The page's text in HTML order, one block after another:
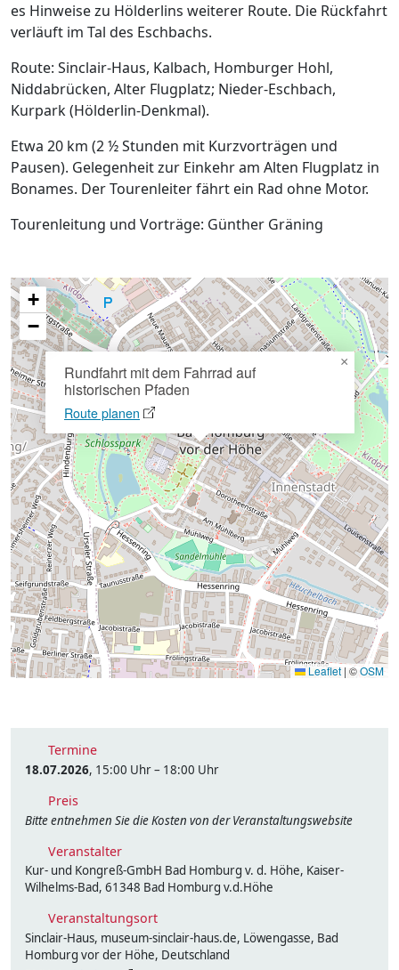
es Hinweise zu Hölderlins weiterer Route. Die Rückfahrt
verläuft im Tal des Eschbachs.
Route: Sinclair-Haus, Kalbach, Homburger Hohl,
Niddabrücken, Alter Flugplatz; Nieder-Eschbach,
Kurpark (Hölderlin-Denkmal).
Etwa 20 km (2 ½ Stunden mit Kurzvorträgen und
Pausen). Gelegenheit zur Einkehr am Alten Flugplatz in
Bonames. Der Tourenleiter fährt ein Rad ohne Motor.
Tourenleitung und Vorträge: Günther Gräning
Rundfahrt mit dem Fahrrad auf
historischen Pfaden
Route planen
×
+
−
Leaflet | ©OSM
Termine
18.07.2026, 15:00 Uhr – 18:00 Uhr
Preis
Bitte entnehmen Sie die Kosten von der Veranstaltungswebsite
Veranstalter
Kur- und Kongreß-GmbH Bad Homburg v. d. Höhe, Kaiser-
Wilhelms-Bad, 61348 Bad Homburg v.d.Höhe
Veranstaltungsort
Sinclair-Haus, museum-sinclair-haus.de, Löwengasse, Bad
Homburg vor der Höhe, Deutschland